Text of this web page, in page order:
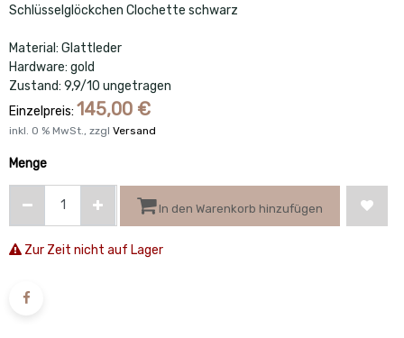
Schlüsselglöckchen Clochette schwarz
Material: Glattleder
Hardware: gold
Zustand: 9,9/10 ungetragen
Einzelpreis: 145,00 €
inkl. 0 % MwSt., zzgl Versand
Menge
In den Warenkorb hinzufügen
Zur Zeit nicht auf Lager